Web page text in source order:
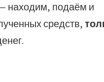
находим, подаём и
средств,